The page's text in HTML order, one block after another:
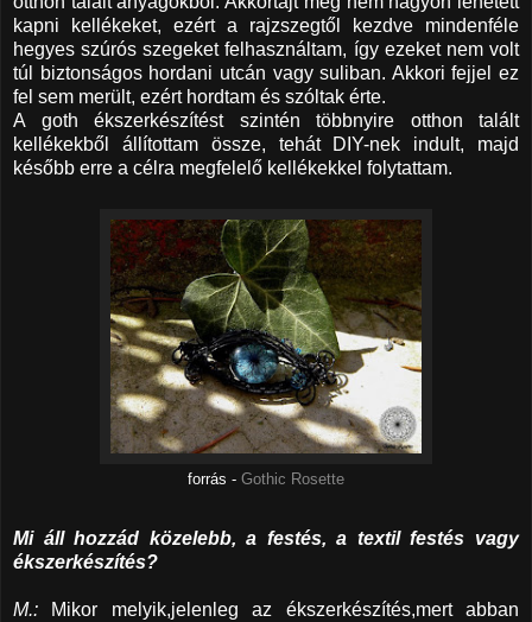
kapni kellékeket, ezért a rajzszegtől kezdve mindenféle
hegyes szúrós szegeket felhasználtam, így ezeket nem volt
túl biztonságos hordani utcán vagy suliban. Akkori fejjel ez
fel sem merült, ezért hordtam és szóltak érte.
A goth ékszerkészítést szintén többnyire otthon talált
kellékekből állítottam össze, tehát DIY-nek indult, majd
később erre a célra megfelelő kellékekkel folytattam.
forrás - Gothic Rosette
Mi áll hozzád közelebb, a festés, a textil festés vagy
ékszerkészítés?
M.: Mikor melyik,jelenleg az ékszerkészítés,mert abban